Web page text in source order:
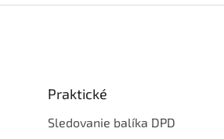
Praktické
Sledovanie balíka DPD